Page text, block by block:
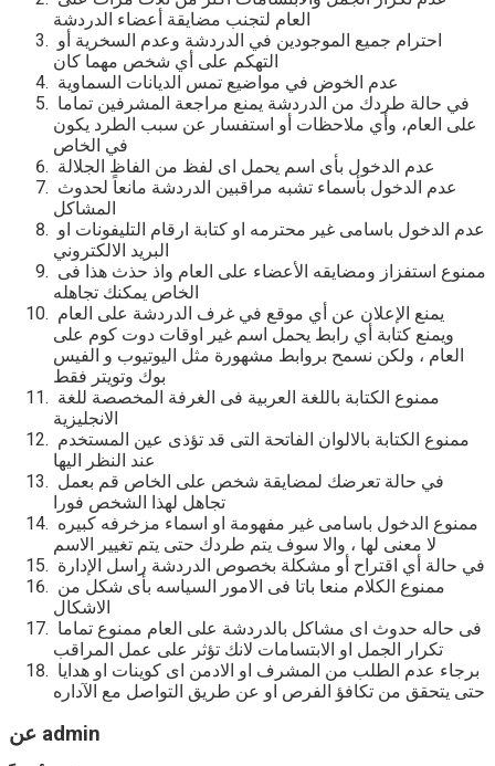
العام لتجنب مضايقة أعضاء الدردشة
التهكم على أي شخص مهما كان
عدم الخوض في مواضيع تمس الديانات السماوية
على العام، وأي ملاحظات أو استفسار عن سبب الطرد يكون
في الخاص
عدم الدخول بأى اسم يحمل اى لفظ من الفاظ الجلالة
المشاكل
البريد الالكتروني
الخاص يمكنك تجاهله
ويمنع كتابة أي رابط يحمل اسم غير اوقات دوت كوم على
العام ، ولكن نسمح بروابط مشهورة مثل اليوتيوب و الفيس
بوك وتويتر فقط
الانجليزية
عند النظر اليها
تجاهل لهذا الشخص فورا
لا معنى لها ، والا سوف يتم طردك حتى يتم تغيير الاسم
في حالة أي اقتراح أو مشكلة بخصوص الدردشة راسل الإدارة
الاشكال
تكرار الجمل او الابتسامات لانك تؤثر على عمل المراقب
حتى يتحقق من تكافؤ الفرص او عن طريق التواصل مع الآداره
عن admin